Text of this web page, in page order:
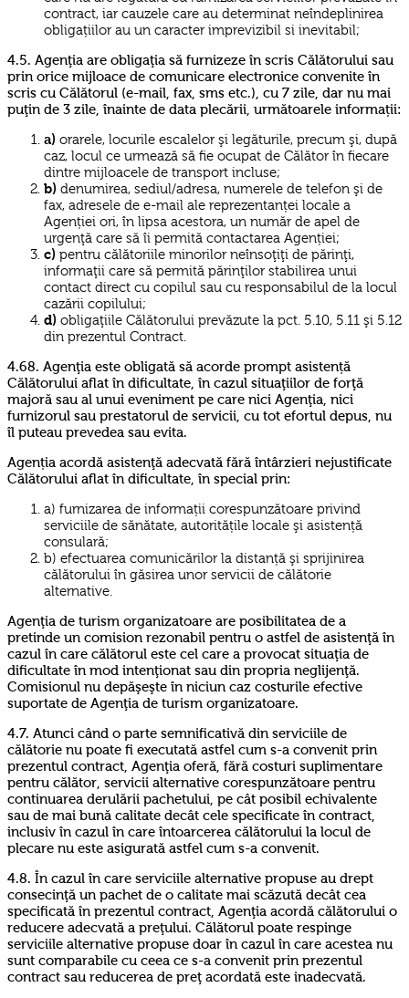
contract, iar cauzele care au determinat neîndeplinirea
obligațiilor au un caracter imprevizibil si inevitabil;
4.5. Agenţia are obligaţia să furnizeze în scris Călătorului sau
prin orice mijloace de comunicare electronice convenite în
scris cu Călătorul (e-mail, fax, sms etc.), cu 7 zile, dar nu mai
puţin de 3 zile, înainte de data plecării, următoarele informații:
a) orarele, locurile escalelor şi legăturile, precum şi, după
caz, locul ce urmează să fie ocupat de Călător în fiecare
dintre mijloacele de transport incluse;
b) denumirea, sediul/adresa, numerele de telefon şi de
fax, adresele de e-mail ale reprezentanței locale a
Agenției ori, în lipsa acestora, un număr de apel de
urgenţă care să îi permită contactarea Agenției;
c) pentru călătoriile minorilor neînsoţiţi de părinţi,
informaţii care să permită părinţilor stabilirea unui
contact direct cu copilul sau cu responsabilul de la locul
cazării copilului;
d) obligaţiile Călătorului prevăzute la pct. 5.10, 5.11 şi 5.12
din prezentul Contract.
4.68. Agenţia este obligată să acorde prompt asistență
Călătorului aflat în dificultate, în cazul situaţiilor de forţă
majoră sau al unui eveniment pe care nici Agenţia, nici
furnizorul sau prestatorul de servicii, cu tot efortul depus, nu
îl puteau prevedea sau evita.
Agenția acordă asistenţă adecvată fără întârzieri nejustificate
Călătorului aflat în dificultate, în special prin:
a) furnizarea de informații corespunzătoare privind
serviciile de sănătate, autoritățile locale şi asistență
consulară;
b) efectuarea comunicărilor la distanță şi sprijinirea
călătorului în găsirea unor servicii de călătorie
alternative.
Agenţia de turism organizatoare are posibilitatea de a
pretinde un comision rezonabil pentru o astfel de asistenţă în
cazul în care călătorul este cel care a provocat situaţia de
dificultate în mod intenţionat sau din propria neglijenţă.
Comisionul nu depăşeşte în niciun caz costurile efective
suportate de Agenţia de turism organizatoare.
4.7. Atunci când o parte semnificativă din serviciile de
călătorie nu poate fi executată astfel cum s-a convenit prin
prezentul contract, Agenţia oferă, fără costuri suplimentare
pentru călător, servicii alternative corespunzătoare pentru
continuarea derulării pachetului, pe cât posibil echivalente
sau de mai bună calitate decât cele specificate în contract,
inclusiv în cazul în care întoarcerea călătorului la locul de
plecare nu este asigurată astfel cum s-a convenit.
4.8. În cazul în care serviciile alternative propuse au drept
consecinţă un pachet de o calitate mai scăzută decât cea
specificată în prezentul contract, Agenţia acordă călătorului o
reducere adecvată a preţului. Călătorul poate respinge
serviciile alternative propuse doar în cazul în care acestea nu
sunt comparabile cu ceea ce s-a convenit prin prezentul
contract sau reducerea de preţ acordată este inadecvată.